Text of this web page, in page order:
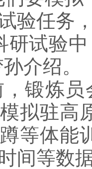
验任务
试验中
介绍。
锻炼员
拟驻高
等体能
间等数